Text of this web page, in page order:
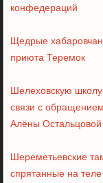
конфедераций
Щедрые
приюта Теремок
Шелеховскую
связи с
Алёны Остальцовой
Шереметьевские
спрятанные на